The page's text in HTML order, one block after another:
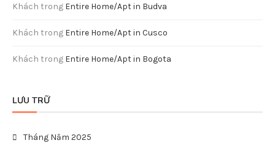
Khách trong Entire Home/Apt in Budva
Khách trong Entire Home/Apt in Cusco
Khách trong Entire Home/Apt in Bogota
LƯU TRỮ
Tháng Năm 2025